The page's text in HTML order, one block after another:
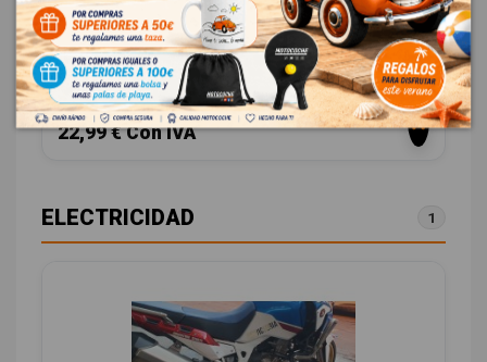
HONDA AFRICA TWIN
OEM:11530MJP6800
ID:1221740
19,00 € Sin IVA
22,99 € Con IVA
ELECTRICIDAD 1